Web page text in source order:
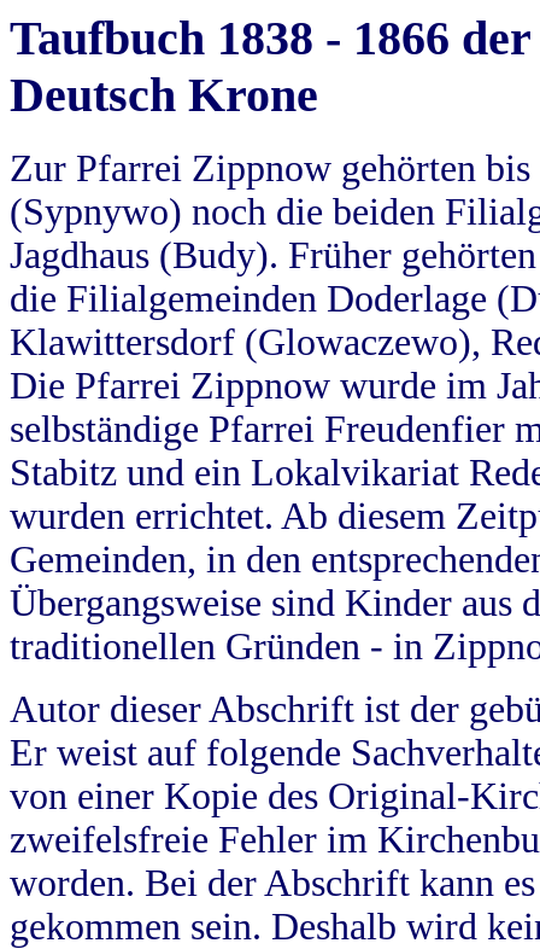
Taufbuch 1838 - 1866
Deutsch Krone
Zur Pfarrei Zippnow gehörten
(Sypnywo) noch die beiden
Jagdhaus (Budy). Früher
die Filialgemeinden Doderlage
Klawittersdorf (Glowaczewo),
Die Pfarrei Zippnow wurde im
selbständige Pfarrei Freudenfier
Stabitz und ein Lokalvikariat
wurden errichtet. Ab diesem
Gemeinden, in den
Übergangsweise sind Kinder aus
traditionellen Gründen - in
Autor dieser Abschrift ist der
Er weist auf folgende
von einer Kopie des Original-
zweifelsfreie Fehler im
worden. Bei der Abschrift kann
gekommen sein. Deshalb wird